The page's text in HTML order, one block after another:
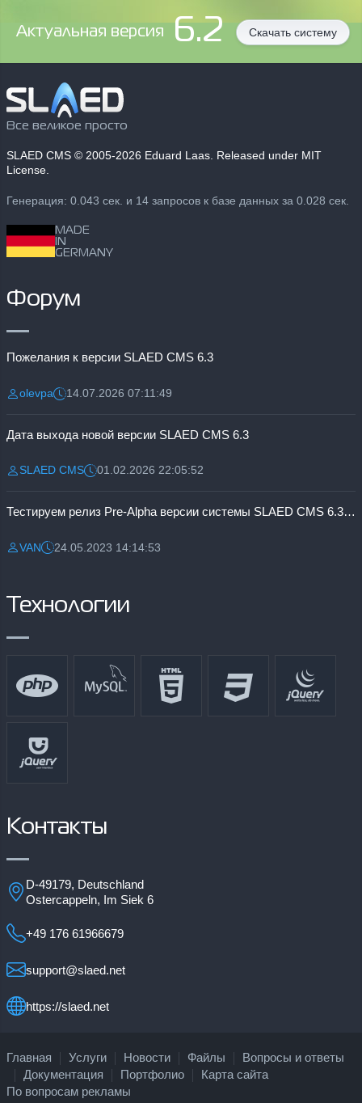
Aктуальная версия 6.2 Скачать систему
Все великое просто
SLAED CMS © 2005-2026 Eduard Laas. Released under MIT
License.
Генерация: 0.043 сек. и 14 запросов к базе данных за 0.028 сек.
MADE
IN
GERMANY
Форум
Пожелания к версии SLAED CMS 6.3
Разместил:
olevpaДата:14.07.2026 07:11:49
Дата выхода новой версии SLAED CMS 6.3
Разместил:
SLAED CMSДата:01.02.2026 22:05:52
Тестируем релиз Pre-Alpha версии системы SLAED CMS 6.3 Pro
Разместил:
VANДата:24.05.2023 14:14:53
Технологии
Контакты
D-49179, Deutschland
Ostercappeln, Im Siek 6
+49 176 61966679
support@slaed.net
https://slaed.net
Главная Услуги Новости Файлы
Вопросы и ответы
Документация
Портфолио
Карта сайта
По вопросам рекламы